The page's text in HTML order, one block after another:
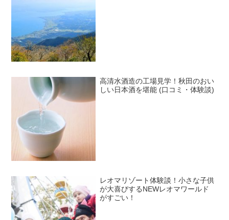
高清水酒造の工場見学！秋田のおい
しい日本酒を堪能 (口コミ・体験談)
レオマリゾート体験談！小さな子供
が大喜びするNEWレオマワールド
がすごい！